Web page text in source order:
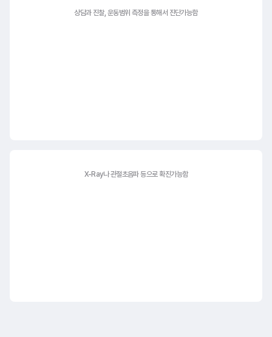
상담과 진찰, 운동범위 측정을 통해서 진단가능함
X-Ray나 관절초음파 등으로 확진가능함